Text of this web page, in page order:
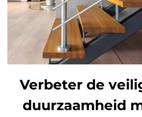
Verbeter de
duurzaamheid